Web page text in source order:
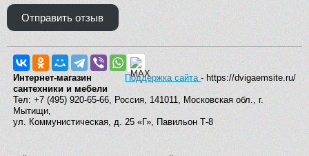
Отправить отзыв
Поддержка сайта- https://dvigaemsite.ru/
Интернет-магазин
сантехники и мебели
Тел: +7 (495) 920-65-66, Россия, 141011, Московская обл., г.
Мытищи,
ул. Коммунистическая, д. 25 «Г», Павильон Т-8